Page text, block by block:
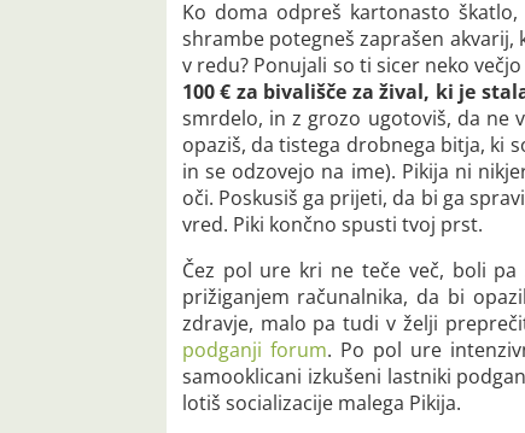
Ko doma odpreš kartonasto
shrambe potegneš zaprašen akvarij,
v redu? Ponujali so ti sicer neko
100 € za bivališče za žival, ki je
smrdelo, in z grozo ugotoviš, da ne
opaziš, da tistega drobnega bitja, ki
in se odzovejo na ime). Pikija ni
oči. Poskusiš ga prijeti, da bi ga
vred. Piki končno spusti tvoj prst.
Čez pol ure kri ne teče več, boli
prižiganjem računalnika, da bi
zdravje, malo pa tudi v želji
podganji forum. Po pol ure
samooklicani izkušeni lastniki
lotiš socializacije malega Pikija.